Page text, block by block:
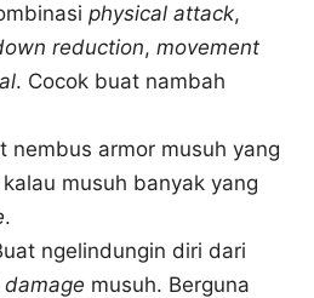
physical attack,
reduction,movement
. Cocok buat nambah
nembus armor musuh yang
musuh banyak yang
.
ngelindungin diri dari
musuh. Berguna